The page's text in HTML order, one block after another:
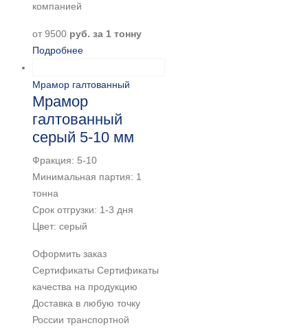
компанией
от 9500 руб. за 1 тонну
Подробнее
Мрамор галтованный
Мрамор
галтованный
серый 5-10 мм
Фракция: 5-10
Минимальная партия: 1
тонна
Срок отгрузки: 1-3 дня
Цвет: серый
Оформить заказ
Сертификаты Сертификаты
качества на продукцию
Доставка в любую точку
России транспортной